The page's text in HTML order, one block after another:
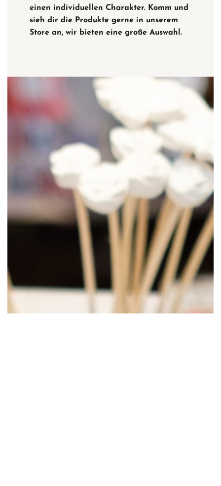
einen individuellen Charakter. Komm und
sieh dir die Produkte gerne in unserem
Store an, wir bieten eine große Auswahl.